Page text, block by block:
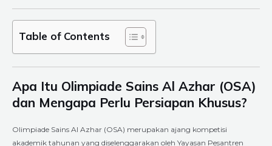
Table of Contents
Apa Itu Olimpiade Sains Al Azhar (OSA)
dan Mengapa Perlu Persiapan Khusus?
Olimpiade Sains Al Azhar (OSA) merupakan ajang kompetisi
akademik tahunan yang diselenggarakan oleh Yayasan Pesantren